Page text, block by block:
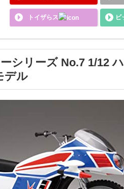
トイザらス ビ
シリーズ No.7 1/12
デル